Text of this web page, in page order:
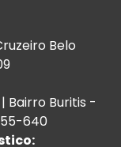
Belo
| Bairro Buritis -
640